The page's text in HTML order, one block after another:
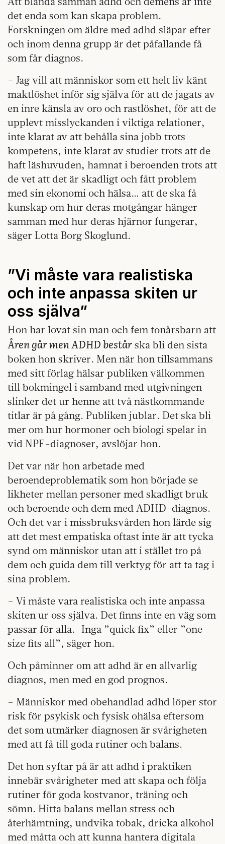
det enda som kan skapa problem.
Forskningen om äldre med adhd släpar efter
och inom denna grupp är det påfallande få
som får diagnos.
– Jag vill att människor som ett helt liv känt
maktlöshet inför sig själva för att de jagats av
en inre känsla av oro och rastlöshet, för att de
upplevt misslyckanden i viktiga relationer,
inte klarat av att behålla sina jobb trots
kompetens, inte klarat av studier trots att de
haft läshuvuden, hamnat i beroenden trots att
de vet att det är skadligt och fått problem
med sin ekonomi och hälsa… att de ska få
kunskap om hur deras motgångar hänger
samman med hur deras hjärnor fungerar,
säger Lotta Borg Skoglund.
”Vi måste vara realistiska
och inte anpassa skiten ur
oss själva”
Hon har lovat sin man och fem tonårsbarn att
Åren går men ADHD består ska bli den sista
boken hon skriver. Men när hon tillsammans
med sitt förlag hälsar publiken välkommen
till bokmingel i samband med utgivningen
slinker det ur henne att två nästkommande
titlar är på gång. Publiken jublar. Det ska bli
mer om hur hormoner och biologi spelar in
vid NPF-diagnoser, avslöjar hon.
Det var när hon arbetade med
beroendeproblematik som hon började se
likheter mellan personer med skadligt bruk
och beroende och dem med ADHD-diagnos.
Och det var i missbruksvården hon lärde sig
att det mest empatiska oftast inte är att tycka
synd om människor utan att i stället tro på
dem och guida dem till verktyg för att ta tag i
sina problem.
– Vi måste vara realistiska och inte anpassa
skiten ur oss själva. Det finns inte en väg som
passar för alla. Inga ”quick fix” eller ”one
size fits all”, säger hon.
Och påminner om att adhd är en allvarlig
diagnos, men med en god prognos.
– Människor med obehandlad adhd löper stor
risk för psykisk och fysisk ohälsa eftersom
det som utmärker diagnosen är svårigheten
med att få till goda rutiner och balans.
Det hon syftar på är att adhd i praktiken
innebär svårigheter med att skapa och följa
rutiner för goda kostvanor, träning och
sömn. Hitta balans mellan stress och
återhämtning, undvika tobak, dricka alkohol
med måtta och att kunna hantera digitala